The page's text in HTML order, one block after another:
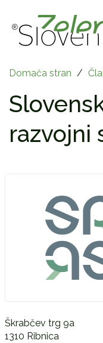
Domača stran /
razvojni
Škrabčev trg 9a
1310 Ribnica